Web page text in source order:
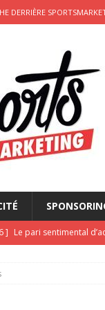
DERRIÈRE
] Le pari sentimental
]